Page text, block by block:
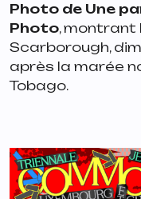
Photo de Une
Photo, montrant
Scarborough,
après la marée
Tobago.